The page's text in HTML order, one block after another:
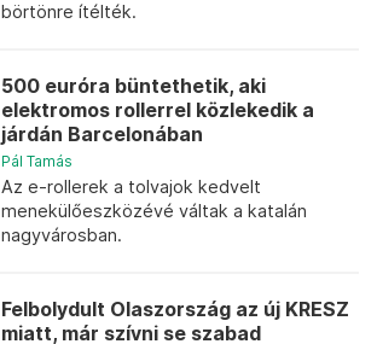
börtönre ítélték.
500 euróra büntethetik, aki
elektromos rollerrel közlekedik a
járdán Barcelonában
Pál Tamás
Az e-rollerek a tolvajok kedvelt
menekülőeszközévé váltak a katalán
nagyvárosban.
Felbolydult Olaszország az új KRESZ
miatt, már szívni se szabad